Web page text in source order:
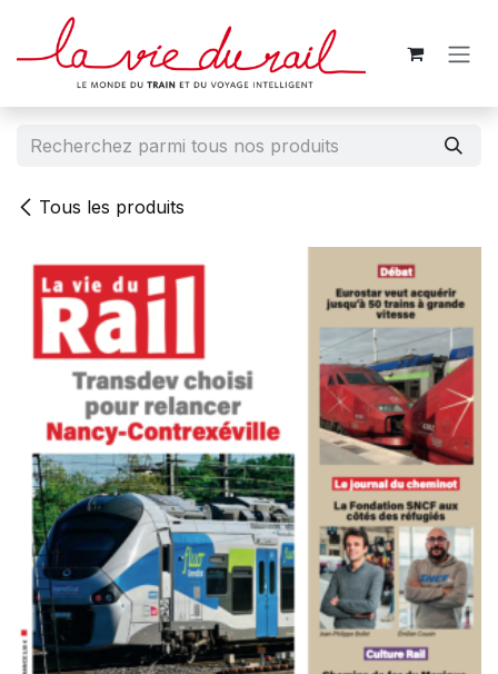
Se rendre au contenu
Tous les produits